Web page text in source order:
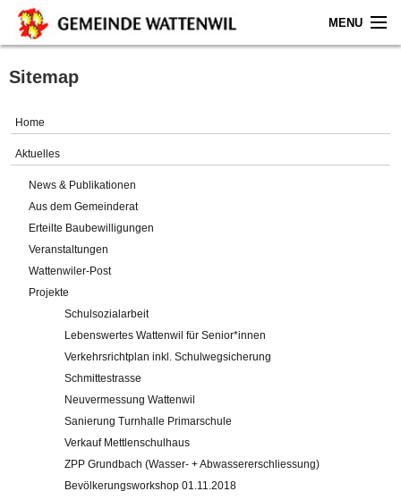
MENU
Home
Gemeinde
Verwaltung
Online-Service
Impressum
Sitemap
Home
Aktuelles
News & Publikationen
Aus dem Gemeinderat
Erteilte Baubewilligungen
Veranstaltungen
Wattenwiler-Post
Projekte
Schulsozialarbeit
Lebenswertes Wattenwil für Senior*innen
Verkehrsrichtplan inkl. Schulwegsicherung
Schmittestrasse
Neuvermessung Wattenwil
Sanierung Turnhalle Primarschule
Verkauf Mettlenschulhaus
ZPP Grundbach (Wasser- + Abwassererschliessung)
Bevölkerungsworkshop 01.11.2018